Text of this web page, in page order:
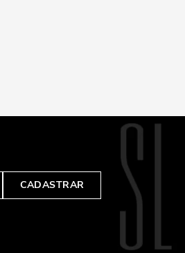
CADASTRAR